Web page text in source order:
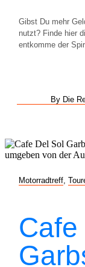
Gibst Du mehr
nutzt? Finde hier
entkomme der
By Die
Motorradtreff